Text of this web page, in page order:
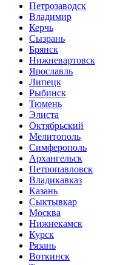
Петрозаводск
Владимир
Керчь
Сызрань
Брянск
Нижневартовск
Ярославль
Липецк
Рыбинск
Тюмень
Элиста
Октябрьский
Мелитополь
Симферополь
Архангельск
Петропавловск
Владикавказ
Казань
Сыктывкар
Москва
Нижнекамск
Курск
Рязань
Воткинск